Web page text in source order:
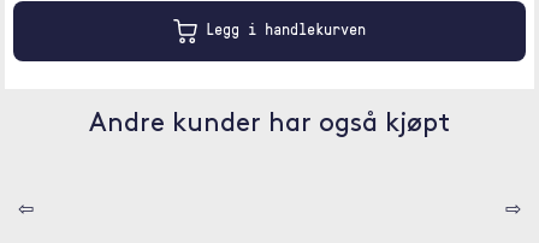
Legg i handlekurven
Andre kunder har også kjøpt
⇦ ⇨